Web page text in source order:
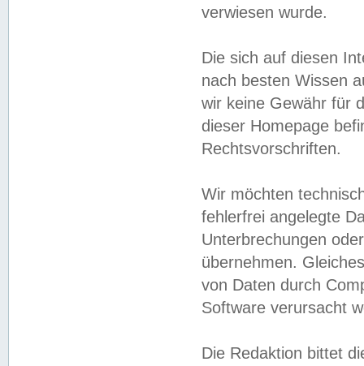
verwiesen wurde.
Die sich auf diesen
nach besten Wissen
wir keine Gewähr für
dieser Homepage
Rechtsvorschriften.
Wir möchten
fehlerfrei angelegte
Unterbrechungen
übernehmen.
von Daten durch
Software verursacht
Die Redaktion bittet